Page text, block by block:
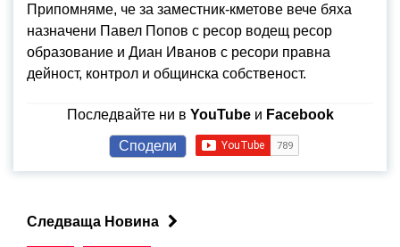
Припомняме, че за заместник-кметове вече бяха
назначени Павел Попов с ресор водещ ресор
образование и Диан Иванов с ресори правна
дейност, контрол и общинска собственост.
Последвайте ни в YouTubeи Facebook
Сподели
Следваща Новина